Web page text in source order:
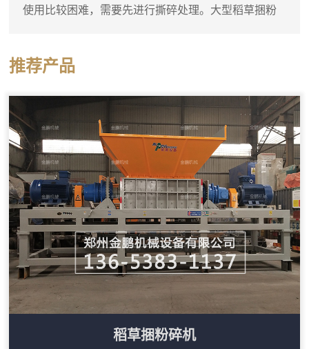
速转子的冲击下迅速破碎，细粉...
使用比较困难，需要先进行撕碎处理。大型稻草捆粉
碎刀片把稻草捆打散并撕成短丝状。设备料斗尺寸较
大，能够容纳整捆稻草，减少了人工预处理的工作
量。这台撕碎机的工作部分由两根平行刀轴组成，刀
轴上装有多个合金撕碎刀片。稻草捆进入料斗后，在
重力作用下落到刀轴上，双轴相...
推荐产品
稻草捆粉碎机